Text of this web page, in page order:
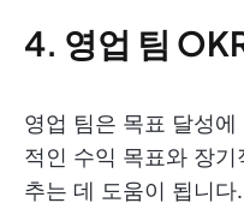
4. 영업 팀
영업 팀은 목표 달성에
적인 수익 목표와 장
추는 데 도움이 됩니